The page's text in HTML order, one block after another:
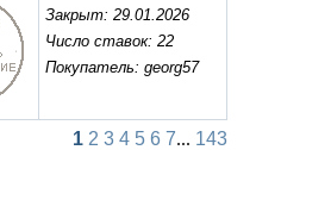
Закрыт: 29.01.2026
Число ставок: 22
Покупатель: georg57
1 2 3 4 5 6 7... 143